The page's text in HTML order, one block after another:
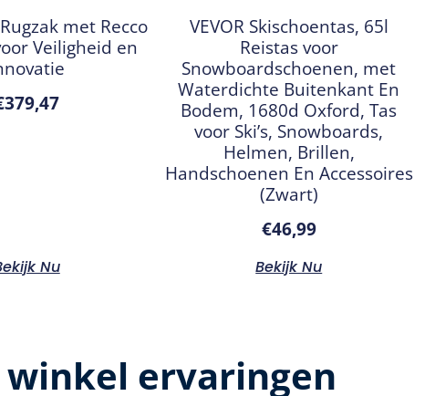
met Recco
Veiligheid en
379,47
Nu
VEVOR Skischoentas, 65l
Reistas voor
Snowboardschoenen, met
Waterdichte Buitenkant En
Bodem, 1680d Oxford, Tas
voor Ski’s, Snowboards,
Helmen, Brillen,
Handschoenen En Accessoires
(Zwart)
€46,99
Bekijk Nu
ervaringen